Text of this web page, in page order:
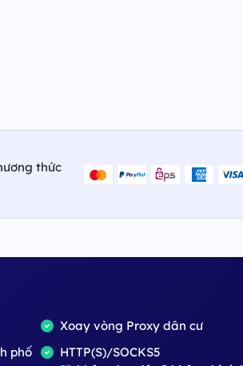
thức
Xoay vòng Proxy dân cư
phố
HTTP(S)/SOCKS5